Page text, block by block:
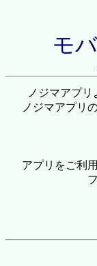
モ
ノジマアプリ
ノジマアプリ
アプリをご利